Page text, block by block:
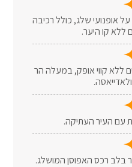
אופנועי שלג, כולל רכיבה
ללא קו היער.
ללא קווי אופק, במעלה הר
עם העיר העתיקה.
בלב רכס האפוסן המושלג.